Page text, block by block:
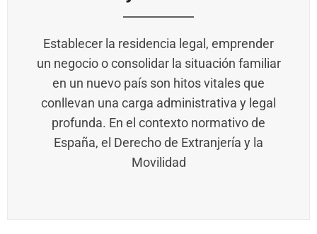
Establecer la residencia legal, emprender
un negocio o consolidar la situación familiar
en un nuevo país son hitos vitales que
conllevan una carga administrativa y legal
profunda. En el contexto normativo de
España, el Derecho de Extranjería y la
Movilidad